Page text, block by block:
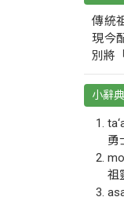
傳統
現今
別將
小辭典
勇
祖